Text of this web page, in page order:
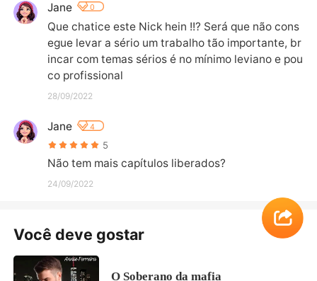
Jane 0
Que chatice este Nick hein !!? Será que não cons
egue levar a sério um trabalho tão importante, br
incar com temas sérios é no mínimo leviano e pou
co profissional
28/09/2022
Jane 4
5
Não tem mais capítulos liberados?
24/09/2022
Você deve gostar
O Soberano da mafia